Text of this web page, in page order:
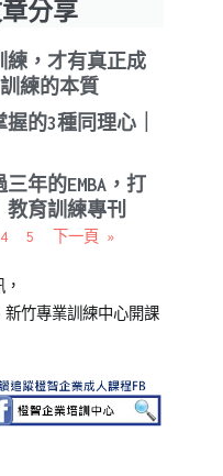
分享
練，才有真正成
練的本質
的3種同理心｜
年的EMBA，打
育訓練專刊
4 5 下一頁 »
新竹專業訓練中心開課